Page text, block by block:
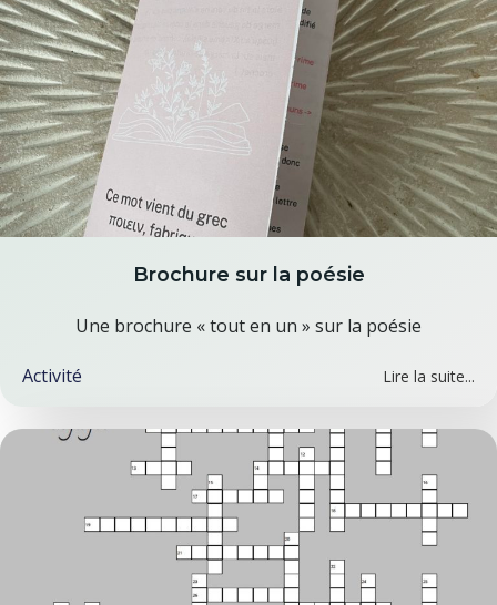
Brochure sur la poésie
Une brochure « tout en un » sur la poésie
Activité Lire la suite...